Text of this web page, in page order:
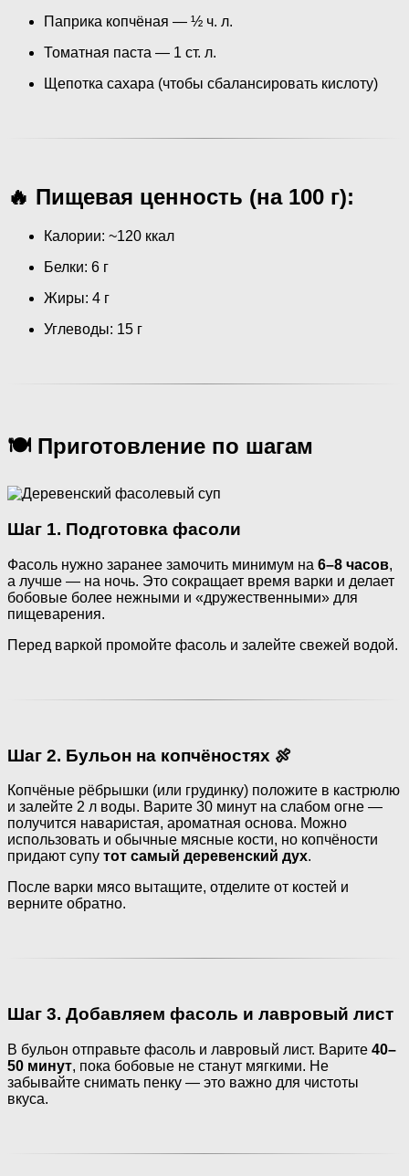
Паприка копчёная — ½ ч. л.
Томатная паста — 1 ст. л.
Щепотка сахара (чтобы сбалансировать кислоту)
🔥 Пищевая ценность (на 100 г):
Калории: ~120 ккал
Белки: 6 г
Жиры: 4 г
Углеводы: 15 г
🍽️ Приготовление по шагам
Шаг 1. Подготовка фасоли
Фасоль нужно заранее замочить минимум на 6–8 часов,
а лучше — на ночь. Это сокращает время варки и делает
бобовые более нежными и «дружественными» для
пищеварения.
Перед варкой промойте фасоль и залейте свежей водой.
Шаг 2. Бульон на копчёностях 🍖
Копчёные рёбрышки (или грудинку) положите в кастрюлю
и залейте 2 л воды. Варите 30 минут на слабом огне —
получится наваристая, ароматная основа. Можно
использовать и обычные мясные кости, но копчёности
придают супу тот самый деревенский дух.
После варки мясо вытащите, отделите от костей и
верните обратно.
Шаг 3. Добавляем фасоль и лавровый лист
В бульон отправьте фасоль и лавровый лист. Варите 40–
50 минут, пока бобовые не станут мягкими. Не
забывайте снимать пенку — это важно для чистоты
вкуса.